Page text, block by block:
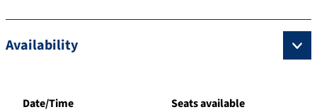
Availability
Date/Time Seats available